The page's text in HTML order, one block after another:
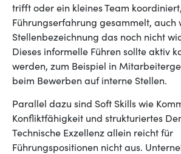
trifft oder ein kleines Team
Führungserfahrung gesammelt, auch
Stellenbezeichnung das noch nicht
Dieses informelle Führen sollte aktiv
werden, zum Beispiel in
beim Bewerben auf interne Stellen.
Parallel dazu sind Soft Skills wie
Konfliktfähigkeit und strukturiertes
Technische Exzellenz allein reicht für
Führungspositionen nicht aus.